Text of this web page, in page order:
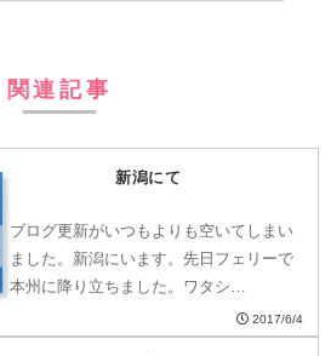
関連記事
新潟にて
ブログ更新がいつもよりも空いてしまい
ました。新潟にいます。先日フェリーで
本州に降り立ちました。ワタシ…
2017/6/4